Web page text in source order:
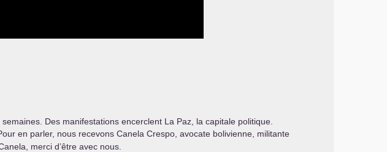
Des manifestations encerclent La Paz, la capitale politique.
en parler, nous recevons Canela Crespo, avocate bolivienne, militante
merci d’être avec nous.